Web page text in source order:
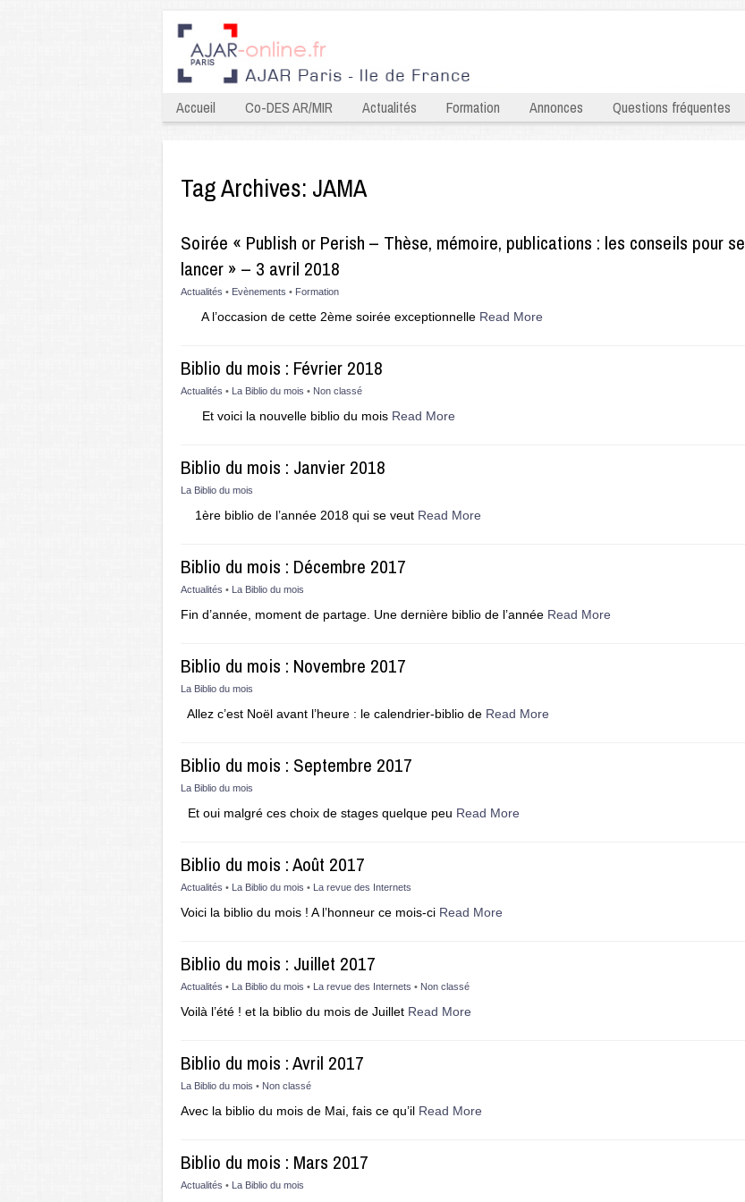
Accueil Co-DES AR/MIR Actualités Formation Annonces Questions fréquentes
Tag Archives: JAMA
Soirée « Publish or Perish – Thèse, mémoire, publications : les conseils pour se
lancer » – 3 avril 2018
Actualités • Evènements • Formation
A l’occasion de cette 2ème soirée exceptionnelle Read More
Biblio du mois : Février 2018
Actualités • La Biblio du mois • Non classé
Et voici la nouvelle biblio du mois Read More
Biblio du mois : Janvier 2018
La Biblio du mois
1ère biblio de l’année 2018 qui se veut Read More
Biblio du mois : Décembre 2017
Actualités • La Biblio du mois
Fin d’année, moment de partage. Une dernière biblio de l’année Read More
Biblio du mois : Novembre 2017
La Biblio du mois
Allez c’est Noël avant l’heure : le calendrier-biblio de Read More
Biblio du mois : Septembre 2017
La Biblio du mois
Et oui malgré ces choix de stages quelque peu Read More
Biblio du mois : Août 2017
Actualités • La Biblio du mois • La revue des Internets
Voici la biblio du mois ! A l’honneur ce mois-ci Read More
Biblio du mois : Juillet 2017
Actualités • La Biblio du mois • La revue des Internets • Non classé
Voilà l’été ! et la biblio du mois de Juillet Read More
Biblio du mois : Avril 2017
La Biblio du mois • Non classé
Avec la biblio du mois de Mai, fais ce qu’il Read More
Biblio du mois : Mars 2017
Actualités • La Biblio du mois